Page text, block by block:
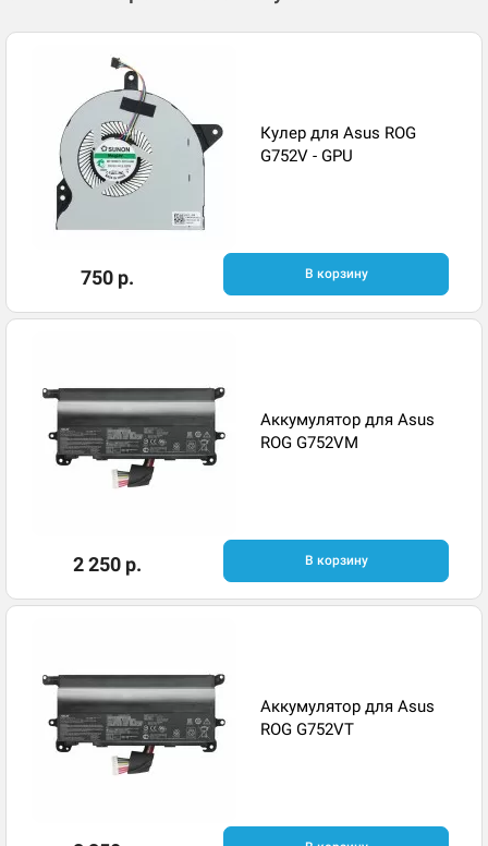
Кулер для Asus ROG
G752V - GPU
750 р. В корзину
Аккумулятор для Asus
ROG G752VM
2 250 р. В корзину
Аккумулятор для Asus
ROG G752VT